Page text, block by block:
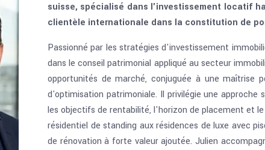
suisse, spécialisé dans l'investissement locatif
clientèle internationale dans la constitution de
Passionné par les stratégies d'investissement
dans le conseil patrimonial appliqué au secteur
opportunités de marché, conjuguée à une maîtrise
d'optimisation patrimoniale. Il privilégie une
les objectifs de rentabilité, l'horizon de placement et
résidentiel de standing aux résidences de luxe avec
de rénovation à forte valeur ajoutée. Julien